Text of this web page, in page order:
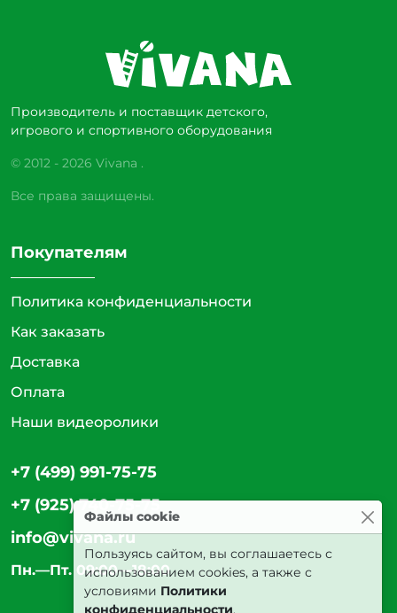
Производитель и поставщик детского,
игрового и спортивного оборудования
© 2012 - 2026 Vivana .
Все права защищены.
Покупателям
Политика конфиденциальности
Как заказать
Доставка
Оплата
Наши видеоролики
+7 (499) 991-75-75
+7 (925) 740-75-75
info@vivana.ru
Пн.—Пт. 09:00—18:00
Файлы cookie
Пользуясь сайтом, вы соглашаетесь с
использованием cookies, а также с
условиями Политики
конфиденциальности.